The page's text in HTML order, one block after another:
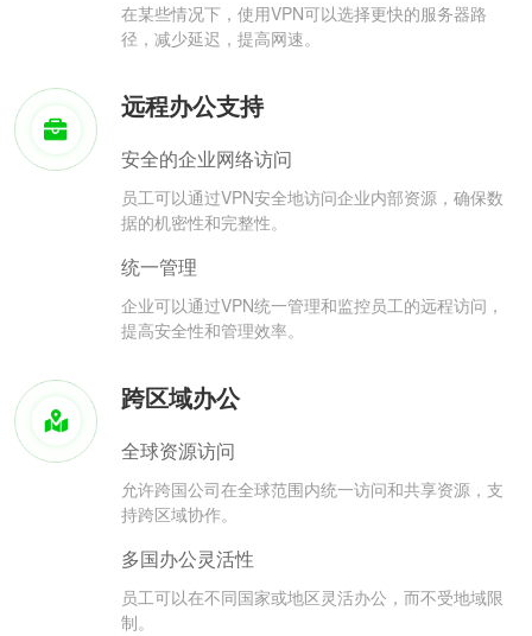
在某些情况下，使用VPN可以选择更快的服务器路
径，减少延迟，提高网速。
远程办公支持
安全的企业网络访问
员工可以通过VPN安全地访问企业内部资源，确保数
据的机密性和完整性。
统一管理
企业可以通过VPN统一管理和监控员工的远程访问，
提高安全性和管理效率。
跨区域办公
全球资源访问
允许跨国公司在全球范围内统一访问和共享资源，支
持跨区域协作。
多国办公灵活性
员工可以在不同国家或地区灵活办公，而不受地域限
制。